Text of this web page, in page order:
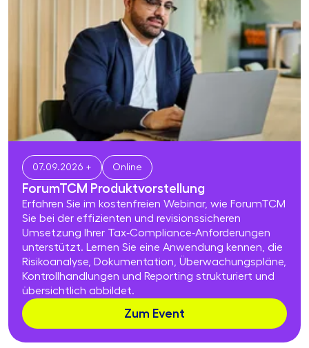
07.09.2026 + Online
ForumTCM Produkt­vor­stel­lung
Erfahren Sie im kostenfreien Webinar, wie ForumTCM
Sie bei der effizienten und revisionssicheren
Umsetzung Ihrer Tax‑Compliance‑Anforderungen
unterstützt. Lernen Sie eine Anwendung kennen, die
Risikoanalyse, Dokumentation, Überwachungspläne,
Kontrollhandlungen und Reporting strukturiert und
übersichtlich abbildet.
Zum Event